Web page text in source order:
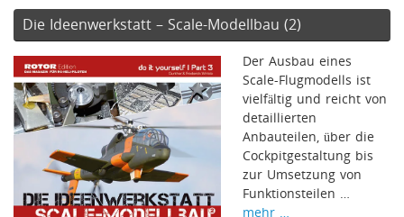
Die Ideenwerkstatt – Scale-Modellbau (2)
Der Ausbau eines
Scale-Flugmodells ist
vielfältig und reicht von
detaillierten
Anbauteilen, über die
Cockpitgestaltung bis
zur Umsetzung von
Funktionsteilen …
mehr …